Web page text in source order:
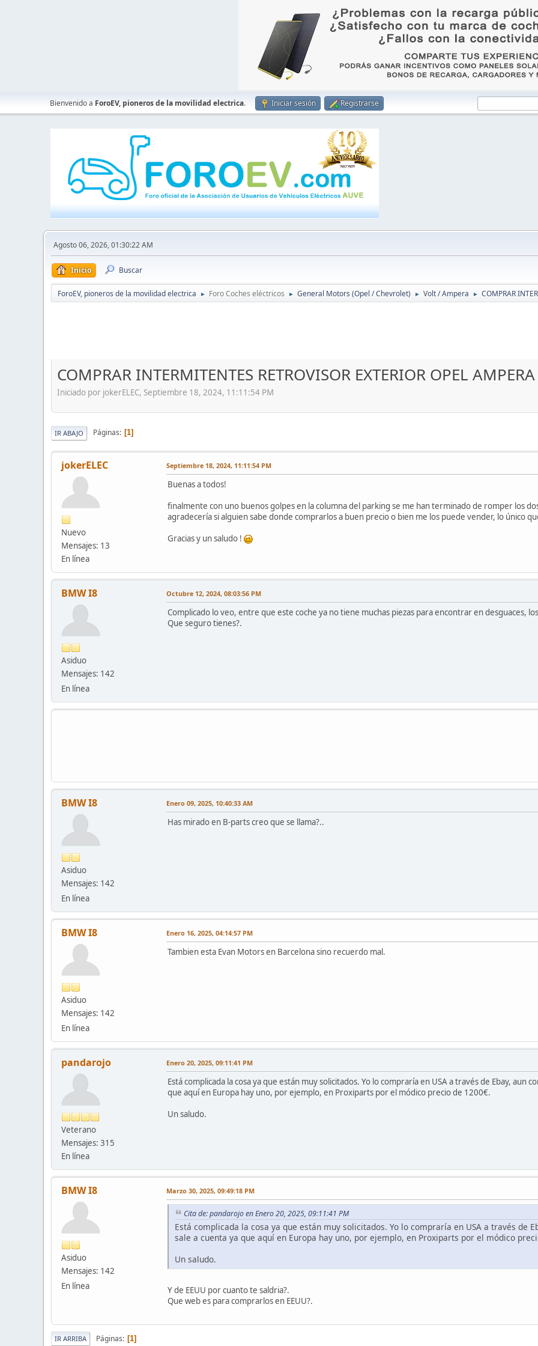
Bienvenido a ForoEV, pioneros de la movilidad electrica. Iniciar sesión Registrarse
Agosto 06, 2026, 01:30:22 AM
Inicio Buscar
ForoEV, pioneros de la movilidad electrica ► Foro Coches eléctricos ► General Motors (Opel / Chevrolet) ► Volt / Ampera ► COMPRAR
COMPRAR INTERMITENTES RETROVISOR EXTERIOR OPEL AMPERA
Iniciado por jokerELEC, Septiembre 18, 2024, 11:11:54 PM
IR ABAJO Páginas 1
jokerELEC
Nuevo
Mensajes: 13
En línea
Septiembre 18, 2024, 11:11:54 PM
Buenas a todos!
finalmente con uno buenos golpes en la columna del parking se me han terminado de romper los
agradecería si alguien sabe donde comprarlos a buen precio o bien me los puede vender, lo único
Gracias y un saludo !
BMW I8
Asiduo
Mensajes: 142
En línea
Octubre 12, 2024, 08:03:56 PM
Complicado lo veo, entre que este coche ya no tiene muchas piezas para encontrar en desguaces,
Que seguro tienes?.
BMW I8
Asiduo
Mensajes: 142
En línea
Enero 09, 2025, 10:40:33 AM
Has mirado en B-parts creo que se llama?..
BMW I8
Asiduo
Mensajes: 142
En línea
Enero 16, 2025, 04:14:57 PM
Tambien esta Evan Motors en Barcelona sino recuerdo mal.
pandarojo
Veterano
Mensajes: 315
En línea
Enero 20, 2025, 09:11:41 PM
Está complicada la cosa ya que están muy solicitados. Yo lo compraría en USA a través de Ebay, aun
que aquí en Europa hay uno, por ejemplo, en Proxiparts por el módico precio de 1200€.
Un saludo.
BMW I8
Asiduo
Mensajes: 142
En línea
Marzo 30, 2025, 09:49:18 PM
Cita de: pandarojo en Enero 20, 2025, 09:11:41 PM
Está complicada la cosa ya que están muy solicitados. Yo lo compraría en USA a través de
sale a cuenta ya que aquí en Europa hay uno, por ejemplo, en Proxiparts por el módico
Un saludo.
Y de EEUU por cuanto te saldria?.
Que web es para comprarlos en EEUU?.
IR ARRIBA Páginas 1